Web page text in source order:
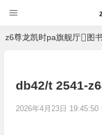
z6尊龙凯时pa旗舰厅 图书
db42/t 2541-
2026年4月23日 19:45:50